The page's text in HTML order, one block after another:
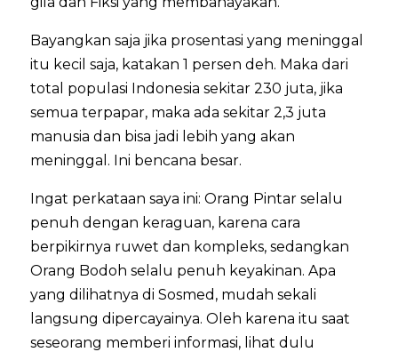
Bayangkan saja jika prosentasi yang meninggal
itu kecil saja, katakan 1 persen deh. Maka dari
total populasi Indonesia sekitar 230 juta, jika
semua terpapar, maka ada sekitar 2,3 juta
manusia dan bisa jadi lebih yang akan
meninggal. Ini bencana besar.
Ingat perkataan saya ini: Orang Pintar selalu
penuh dengan keraguan, karena cara
berpikirnya ruwet dan kompleks, sedangkan
Orang Bodoh selalu penuh keyakinan. Apa
yang dilihatnya di Sosmed, mudah sekali
langsung dipercayainya. Oleh karena itu saat
seseorang memberi informasi, lihat dulu